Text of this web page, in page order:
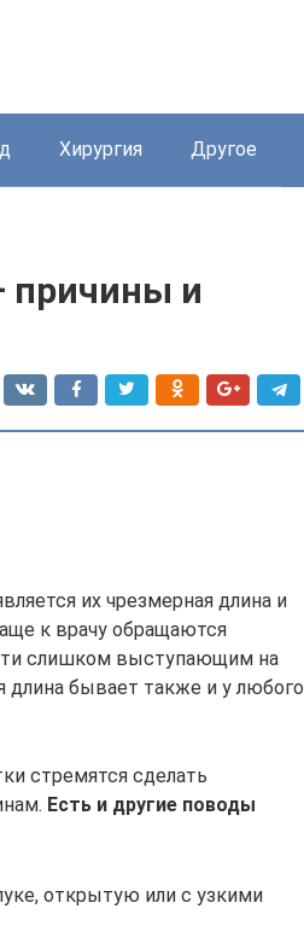
Хирургия Другое
причины и
их чрезмерная длина и
к врачу обращаются
слишком выступающим на
длина бывает также и у любого
стремятся сделать
Есть и другие поводы
открытую или с узкими